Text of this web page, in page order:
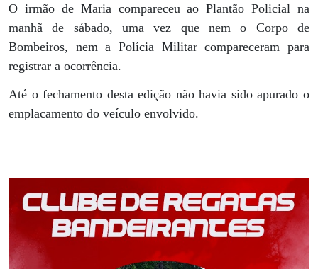
O irmão de Maria compareceu ao Plantão Policial na
manhã de sábado, uma vez que nem o Corpo de
Bombeiros, nem a Polícia Militar compareceram para
registrar a ocorrência.
Até o fechamento desta edição não havia sido apurado o
emplacamento do veículo envolvido.